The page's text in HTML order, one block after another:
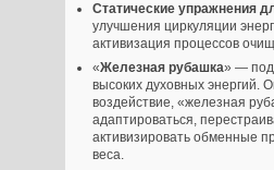
Статические упражнения
улучшения циркуляции
активизация процессов
«Железная рубашка» —
высоких духовных энергий.
воздействие, «железная
адаптироваться,
активизировать обменные
веса.